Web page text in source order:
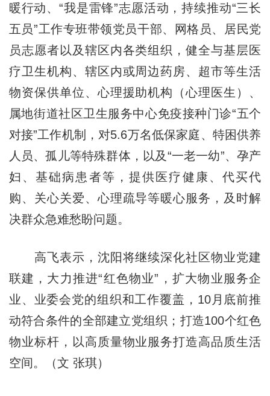
暖行动、“我是雷锋”志愿活动，持续推动“三长
五员”工作专班带领党员干部、网格员、居民党
员志愿者以及辖区内各类组织，健全与基层医
疗卫生机构、辖区内或周边药房、超市等生活
物资保供单位、心理援助机构（心理医生）、
属地街道社区卫生服务中心免疫接种门诊“五个
对接”工作机制，对5.6万名低保家庭、特困供养
人员、孤儿等特殊群体，以及“一老一幼”、孕产
妇、基础病患者等，提供医疗健康、代买代
购、关心关爱、心理疏导等暖心服务，及时解
决群众急难愁盼问题。
高飞表示，沈阳将继续深化社区物业党建
联建，大力推进“红色物业”，扩大物业服务企
业、业委会党的组织和工作覆盖，10月底前推
动符合条件的全部建立党组织；打造100个红色
物业标杆，以高质量物业服务打造高品质生活
空间。（文 张琪）